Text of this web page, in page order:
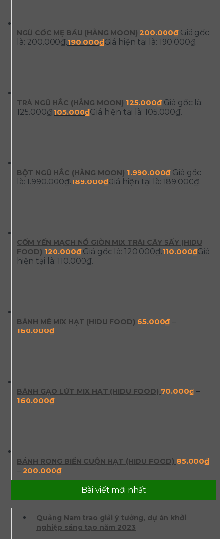
NGŨ CỐC MẸ BẦU (HẰNG MOON) 200.000₫ Giá gốc
là: 200.000₫.190.000₫Giá hiện tại là: 190.000₫.
TRÀ NGŨ HẮC (HẰNG MOON) 125.000₫ Giá gốc là:
125.000₫.105.000₫Giá hiện tại là: 105.000₫.
BỘT NGŨ HẮC (HẰNG MOON) 1.990.000₫ Giá gốc
là: 1.990.000₫.189.000₫Giá hiện tại là: 189.000₫.
CỐM YẾN MẠCH NỔ GIÒN MIX TRÁI CÂY SẤY (HIDU
FOOD) 120.000₫ Giá gốc là: 120.000₫.110.000₫Giá
hiện tại là: 110.000₫.
BÁNH MÈ MIX HẠT (HIDU FOOD) 65.000₫–
160.000₫
BÁNH GẠO LỨT MIX HẠT (HIDU FOOD) 70.000₫–
160.000₫
BÁNH RONG BIỂN CUỘN HẠT (HIDU FOOD) 85.000₫
– 200.000₫
Bài viết mới nhất
Quảng Nam trao giải ý tưởng, dự án khởi
nghiệp sáng tạo năm 2023